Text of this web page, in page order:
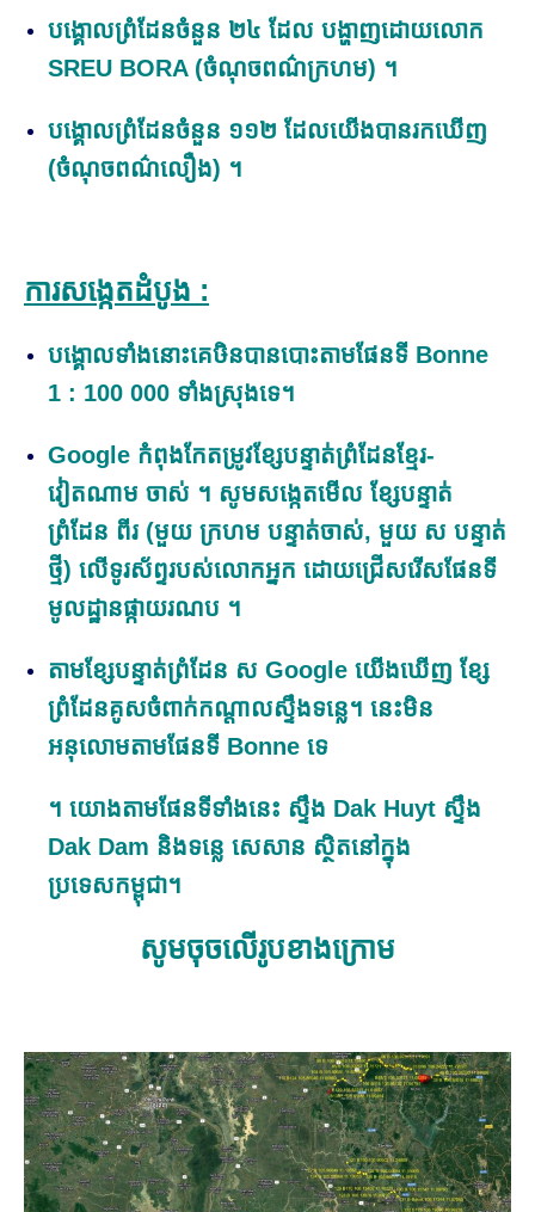
បង្គោលព្រំដែនចំនួន ២៤ ដែល បង្ហាញដោយលោក
SREU BORA (ចំណុចពណ៌ក្រហម) ។
បង្គោលព្រំដែនចំនួន ១១២ ដែលយើងបានរកឃើញ
(ចំណុចពណ៌លឿង) ។
ការសង្កេតដំបូង :
បង្គោលទាំងនោះគេឞិនបានបោះតាមផែនទី Bonne
1 : 100 000 ទាំងស្រុងទេ។
Google កំពុងកែតម្រូវខ្សែបន្ទាត់​​ព្រំដែន​ខ្មែរ-
វៀតណាម ចាស់ ។ សូមសង្កេតមើល ខ្សែបន្ទាត់​​
ព្រំដែន ពីរ (មួយ ក្រហម បន្ទាត់ចាស់, មួយ ស បន្ទាត់
ថ្មី) លើទូរស័ព្ទរបស់លោកអ្នក ដោយជ្រើសរើសផែនទី
មូលដ្ឋានផ្កាយរណប ។
តាមខ្សែបន្ទាត់​​ព្រំដែន ស Google យើងឃើញ ខ្សែ
ព្រំដែនគូសចំពាក់កណ្តាលស្ទឹងទន្លេ។ នេះមិន
អនុលោមតាមផែនទី Bonne ទេ
។ យោងតាមផែនទីទាំងនេះ ស្ទឹង Dak Huyt ស្ទឹង
Dak Dam និងទន្លេ សេសាន ស្ថិតនៅក្នុង
ប្រទេសកម្ពុជា។
សូមចុចលើរូបខាងក្រោម